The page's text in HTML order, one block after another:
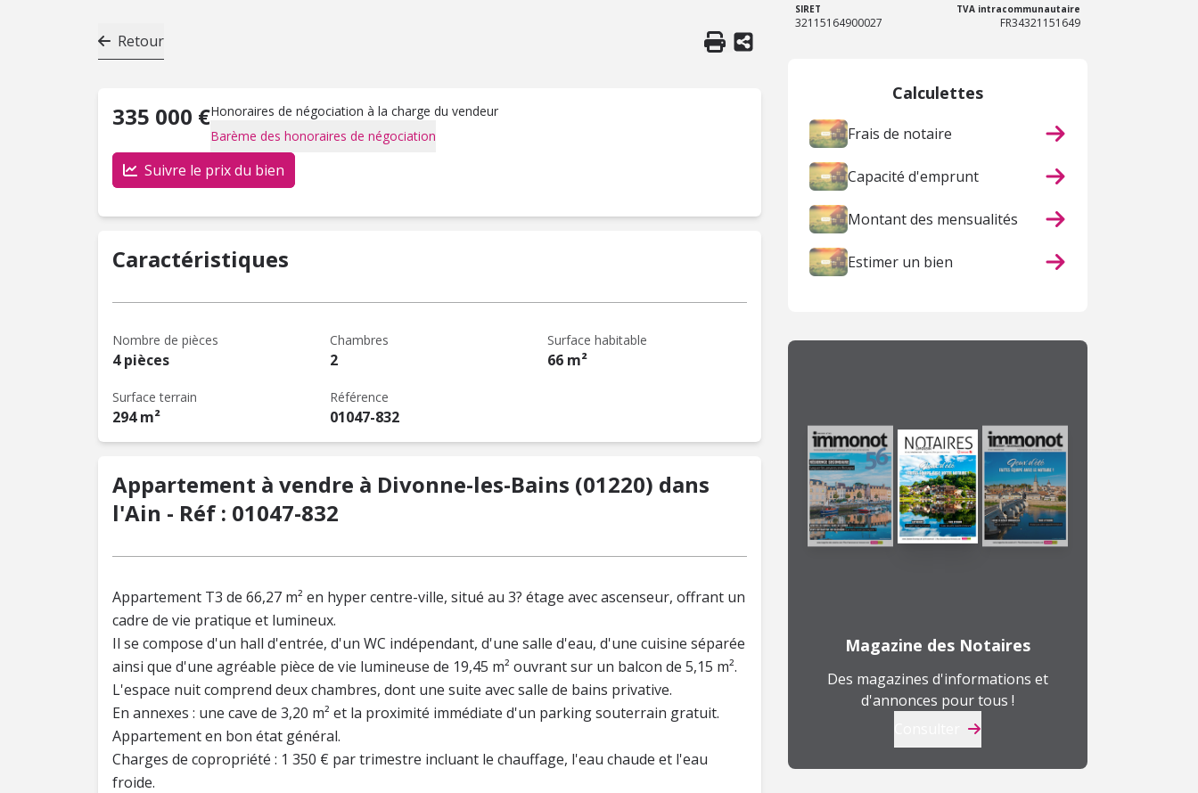
Retour
335 000 €Honoraires de négociation à la charge du vendeur
Barème des honoraires de négociation
Suivre le prix du bien
Caractéristiques
Nombre de pièces
4 pièces
Chambres
2
Surface habitable
66 m²
Surface terrain
294 m²
Référence
01047-832
Appartement à vendre à Divonne-les-Bains (01220) dans
l'Ain - Réf : 01047-832
Appartement T3 de 66,27 m² en hyper centre-ville, situé au 3? étage avec ascenseur, offrant un
cadre de vie pratique et lumineux.
Il se compose d'un hall d'entrée, d'un WC indépendant, d'une salle d'eau, d'une cuisine séparée
ainsi que d'une agréable pièce de vie lumineuse de 19,45 m² ouvrant sur un balcon de 5,15 m².
L'espace nuit comprend deux chambres, dont une suite avec salle de bains privative.
En annexes : une cave de 3,20 m² et la proximité immédiate d'un parking souterrain gratuit.
Appartement en bon état général.
Charges de copropriété : 1 350 € par trimestre incluant le chauffage, l'eau chaude et l'eau
froide.
SIRET
32115164900027
TVA intracommunautaire
FR34321151649
Calculettes
Frais de notaire
Capacité d'emprunt
Montant des mensualités
Estimer un bien
Magazine des Notaires
Des magazines d'informations et
d'annonces pour tous !